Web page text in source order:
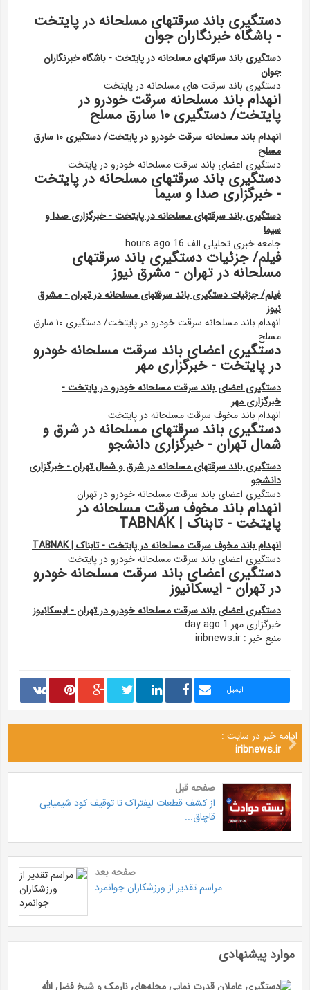
دستگیری باند سرقتهای مسلحانه در پایتخت
- باشگاه خبرنگاران جوان
دستگیری باند سرقتهای مسلحانه در پایتخت - باشگاه خبرنگاران
جوان
دستگیری باند سرقت های مسلحانه در پایتخت
انهدام باند مسلحانه سرقت خودرو در
پایتخت/ دستگیری ۱۰ سارق مسلح
انهدام باند مسلحانه سرقت خودرو در پایتخت/ دستگیری ۱۰ سارق
مسلح
دستگیری اعضای باند سرقت مسلحانه خودرو در پایتخت
دستگیری باند سرقتهای مسلحانه در پایتخت
- خبرگزاری صدا و سیما
دستگیری باند سرقتهای مسلحانه در پایتخت - خبرگزاری صدا و
سیما
جامعه خبری تحلیلی الف 16 hours ago
فیلم/ جزئیات دستگیری باند سرقتهای
مسلحانه در تهران - مشرق نیوز
فیلم/ جزئیات دستگیری باند سرقتهای مسلحانه در تهران - مشرق
نیوز
انهدام باند مسلحانه سرقت خودرو در پایتخت/ دستگیری ۱۰ سارق
مسلح
دستگیری اعضای باند سرقت مسلحانه خودرو
در پایتخت - خبرگزاری مهر
دستگیری اعضای باند سرقت مسلحانه خودرو در پایتخت -
خبرگزاری مهر
انهدام باند مخوف سرقت مسلحانه در پایتخت
دستگیری باند سرقتهای مسلحانه در شرق و
شمال تهران - خبرگزاری دانشجو
دستگیری باند سرقتهای مسلحانه در شرق و شمال تهران - خبرگزاری
دانشجو
دستگیری اعضای باند سرقت مسلحانه خودرو در تهران
انهدام باند مخوف سرقت مسلحانه در
پایتخت - تابناک | TABNAK
انهدام باند مخوف سرقت مسلحانه در پایتخت - تابناک | TABNAK
دستگیری اعضای باند سرقت مسلحانه خودرو در پایتخت
دستگیری اعضای باند سرقت مسلحانه خودرو
در تهران - ایسکانیوز
دستگیری اعضای باند سرقت مسلحانه خودرو در تهران - ایسکانیوز
خبرگزاری مهر 1 day ago
منبع خبر : iribnews.ir
ایمیل
ادامه خبر در سایت :
iribnews.ir
صفحه قبل
از کشف قطعات لیفتراک تا توقیف کود شیمیایی
قاچاق...
صفحه بعد
مراسم تقدیر از ورزشکاران جوانمرد
موارد پیشنهادی